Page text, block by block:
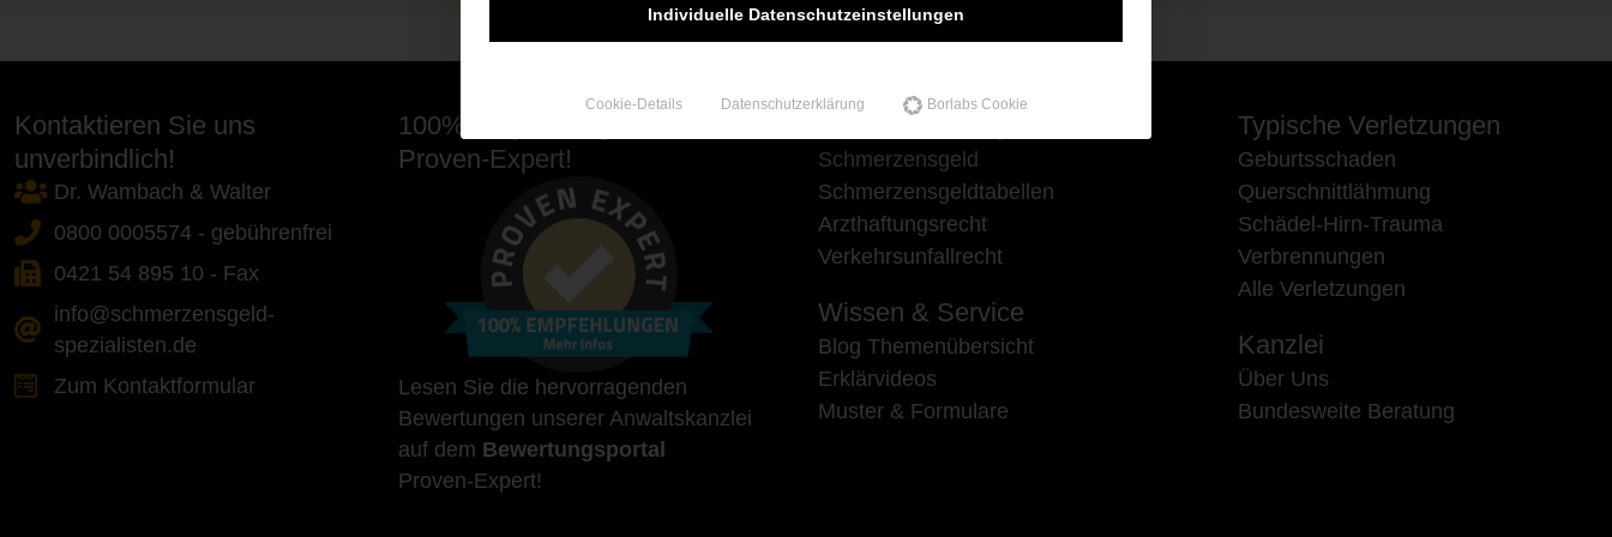
Kontaktieren Sie uns
unverbindlich!
Dr. Wambach & Walter
0800 0005574 - gebührenfrei
0421 54 895 10 - Fax
info@schmerzensgeld-
spezialisten.de
Zum Kontaktformular
100% Empfehlungen auf
Proven-Expert!
Lesen Sie die hervorragenden
Bewertungen unserer Anwaltskanzlei
auf dem Bewertungsportal
Proven-Expert!
Unsere Schwerpunkte
Schmerzensgeld
Schmerzensgeldtabellen
Arzthaftungsrecht
Verkehrsunfallrecht
Wissen & Service
Blog Themenübersicht
Erklärvideos
Muster & Formulare
Typische Verletzungen
Geburtsschaden
Querschnittlähmung
Schädel-Hirn-Trauma
Verbrennungen
Alle Verletzungen
Kanzlei
Über Uns
Bundesweite Beratung
Individuelle Datenschutzeinstellungen
Cookie-Details Datenschutzerklärung Borlabs Cookie